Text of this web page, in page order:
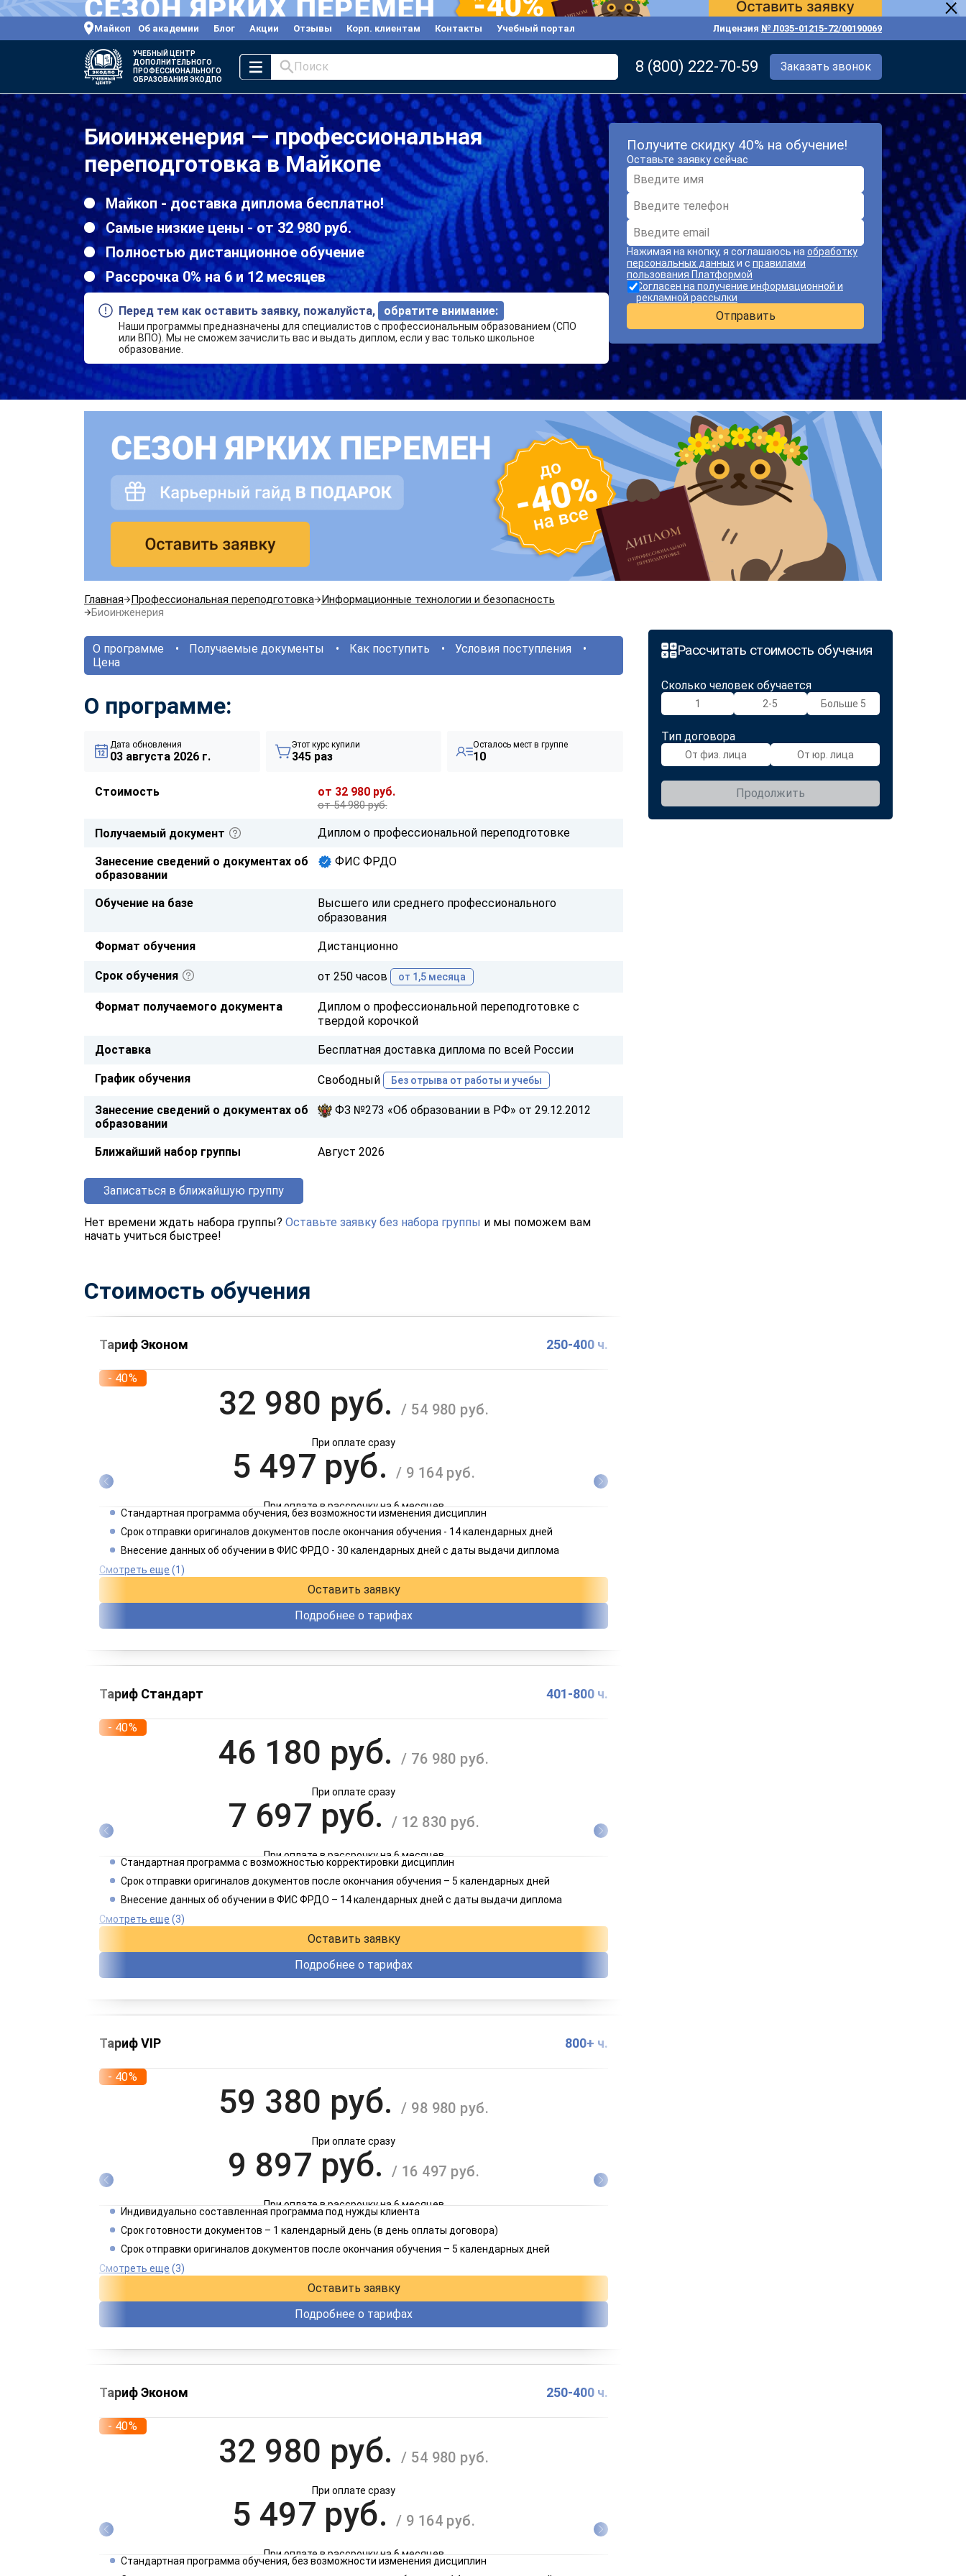
Майкоп Об академии Блог Акции Отзывы Корп. клиентам Контакты Учебный портал Лицензия № Л035-01215-72/00190069
УЧЕБНЫЙ ЦЕНТР
ДОПОЛНИТЕЛЬНОГО
ПРОФЕССИОНАЛЬНОГО
ОБРАЗОВАНИЯ ЭКОДПО
Поиск 8 (800) 222-70-59 Заказать звонок
Биоинженерия — профессиональная
переподготовка в Майкопе
Майкоп - доставка диплома бесплатно!
Самые низкие цены - от 32 980 руб.
Полностью дистанционное обучение
Рассрочка 0% на 6 и 12 месяцев
Перед тем как оставить заявку, пожалуйста, обратите внимание:
Наши программы предназначены для специалистов с профессиональным образованием (СПО
или ВПО). Мы не сможем зачислить вас и выдать диплом, если у вас только школьное
образование.
Получите скидку 40% на обучение!
Оставьте заявку сейчас
Нажимая на кнопку, я соглашаюсь на обработку
персональных данныхи с правилами
пользования Платформой
Согласен на получение информационной и
рекламной рассылки
Отправить
Главная Профессиональная переподготовка
Информационные технологии и безопасность
Биоинженерия
Рассчитать стоимость обучения
Сколько человек обучается
1 2-5 Больше 5
Тип договора
От физ. лица От юр. лица
Продолжить
О программе Получаемые документы Как поступить
Условия поступления
Цена
О программе:
Дата обновления
03 августа 2026 г.
Этот курс купили
345 раз
Осталось мест в группе
10
Стоимость от 32 980 руб.
от 54 980 руб.
Получаемый документ Диплом о профессиональной переподготовке
Занесение сведений о документах об
образовании
ФИС ФРДО
Обучение на базе
Высшего или среднего профессионального
образования
Формат обучения Дистанционно
Срок обучения от 250 часов от 1,5 месяца
Формат получаемого документа
Диплом о профессиональной переподготовке с
твердой корочкой
Доставка Бесплатная доставка диплома по всей России
График обучения Свободный Без отрыва от работы и учебы
Занесение сведений о документах об
образовании
ФЗ №273 «Об образовании в РФ» от 29.12.2012
Ближайший набор группы Август 2026
Записаться в ближайшую группу
Нет времени ждать набора группы? Оставьте заявку без набора группы и мы поможем вам
начать учиться быстрее!
Стоимость обучения
Тариф Эконом 250-400 ч.
- 40%
32 980 руб./ 54 980 руб.
При оплате сразу
5 497 руб. / 9 164 руб.
При оплате в рассрочку на 6 месяцев
2 749 руб./ 4 582 руб.
Стандартная программа обучения, без возможности изменения дисциплин
Срок отправки оригиналов документов после окончания обучения - 14 календарных дней
Внесение данных об обучении в ФИС ФРДО - 30 календарных дней с даты выдачи диплома
Смотреть еще (1)
Оставить заявку
Подробнее о тарифах
Тариф Стандарт 401-800 ч.
- 40%
46 180 руб./ 76 980 руб.
При оплате сразу
7 697 руб./ 12 830 руб.
При оплате в рассрочку на 6 месяцев
3 849 руб./ 6 415 руб.
Стандартная программа с возможностью корректировки дисциплин
Срок отправки оригиналов документов после окончания обучения – 5 календарных дней
Внесение данных об обучении в ФИС ФРДО – 14 календарных дней с даты выдачи диплома
Смотреть еще (3)
Оставить заявку
Подробнее о тарифах
Тариф VIP 800+ ч.
- 40%
59 380 руб./ 98 980 руб.
При оплате сразу
9 897 руб./ 16 497 руб.
При оплате в рассрочку на 6 месяцев
4 949 руб./ 8 249 руб.
Индивидуально составленная программа под нужды клиента
Срок готовности документов – 1 календарный день (в день оплаты договора)
Срок отправки оригиналов документов после окончания обучения – 5 календарных дней
Смотреть еще (3)
Оставить заявку
Подробнее о тарифах
Тариф Эконом 250-400 ч.
- 40%
32 980 руб./ 54 980 руб.
При оплате сразу
5 497 руб. / 9 164 руб.
При оплате в рассрочку на 6 месяцев
Стандартная программа обучения, без возможности изменения дисциплин